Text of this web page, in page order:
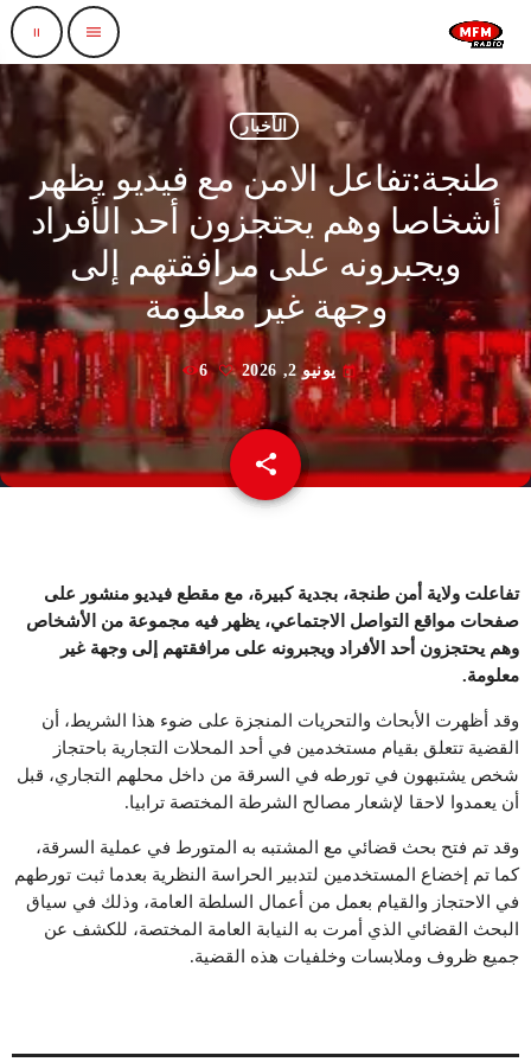
menu
pause
الأخبار
طنجة:تفاعل الامن مع فيديو يظهر
أشخاصا وهم يحتجزون أحد الأفراد
ويجبرونه على مرافقتهم إلى
وجهة غير معلومة
today يونيو 2, 2026 6
share
email
تفاعلت ولاية أمن طنجة، بجدية كبيرة، مع مقطع فيديو منشور على
صفحات مواقع التواصل الاجتماعي، يظهر فيه مجموعة من الأشخاص
وهم يحتجزون أحد الأفراد ويجبرونه على مرافقتهم إلى وجهة غير
معلومة.
وقد أظهرت الأبحاث والتحريات المنجزة على ضوء هذا الشريط، أن
القضية تتعلق بقيام مستخدمين في أحد المحلات التجارية باحتجاز
شخص يشتبهون في تورطه في السرقة من داخل محلهم التجاري، قبل
أن يعمدوا لاحقا لإشعار مصالح الشرطة المختصة ترابيا.
وقد تم فتح بحث قضائي مع المشتبه به المتورط في عملية السرقة،
كما تم إخضاع المستخدمين لتدبير الحراسة النظرية بعدما ثبت تورطهم
في الاحتجاز والقيام بعمل من أعمال السلطة العامة، وذلك في سياق
البحث القضائي الذي أمرت به النيابة العامة المختصة، للكشف عن
جميع ظروف وملابسات وخلفيات هذه القضية.